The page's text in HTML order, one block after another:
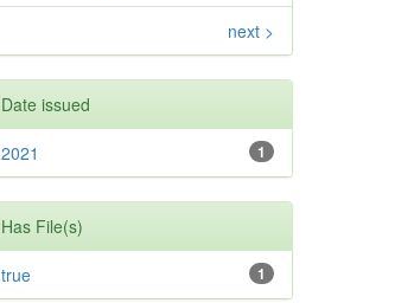
next >
Date issued
1
2021
Has File(s)
1
true